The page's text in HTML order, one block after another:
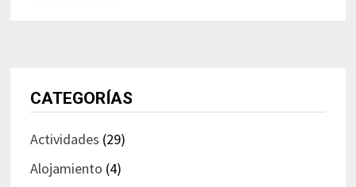
CATEGORÍAS
Actividades (29)
Alojamiento (4)